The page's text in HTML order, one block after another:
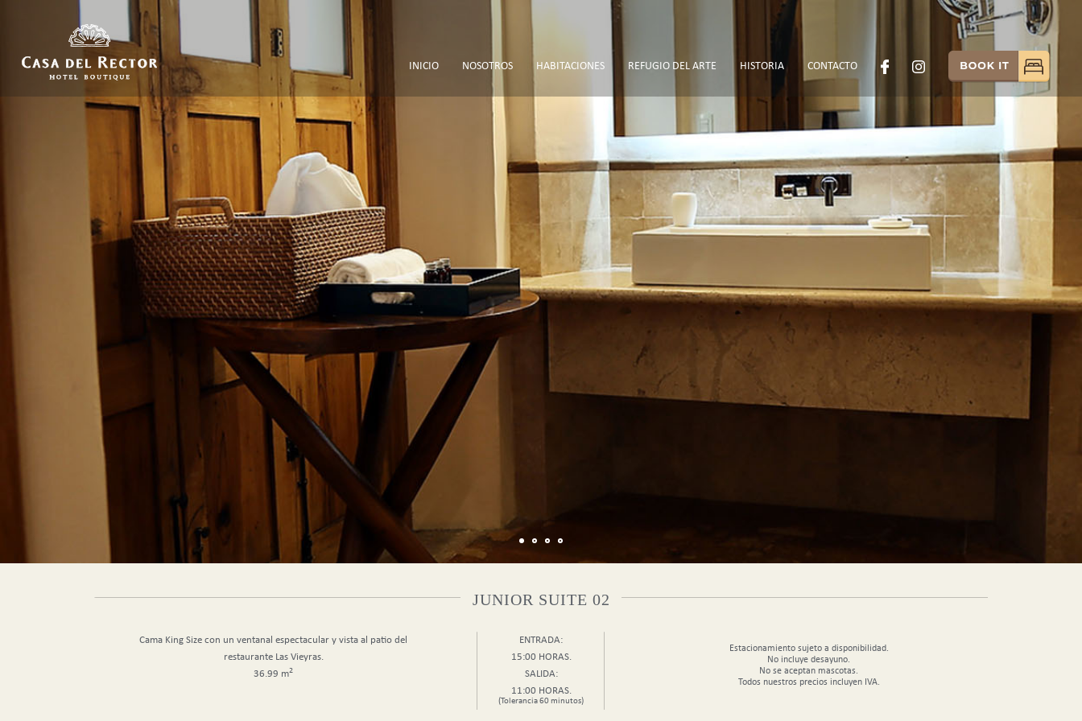
INICIO NOSOTROS HABITACIONES REFUGIO DEL ARTE HISTORIA CONTACTO
JUNIOR SUITE 02
Cama King Size con un ventanal espectacular y vista al patio del
restaurante Las Vieyras.
36.99 m2
ENTRADA:
15:00 HORAS.
SALIDA:
11:00 HORAS.
(Tolerancia 60 minutos)
Estacionamiento sujeto a disponibilidad.
No incluye desayuno.
No se aceptan mascotas.
Todos nuestros precios incluyen IVA.